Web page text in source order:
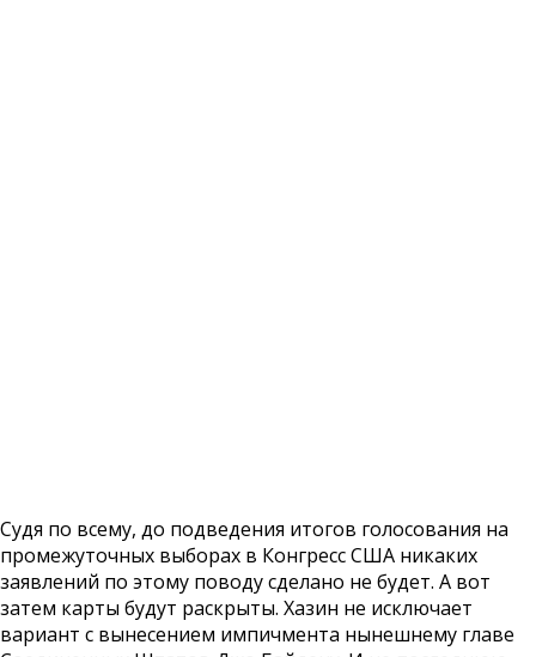
Судя по всему, до подведения итогов голосования на
промежуточных выборах в Конгресс США никаких
заявлений по этому поводу сделано не будет. А вот
затем карты будут раскрыты. Хазин не исключает
вариант с вынесением импичмента нынешнему главе